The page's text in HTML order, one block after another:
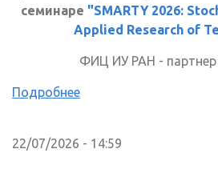
семинаре "SMARTY 2026:
Applied Research of
ФИЦ ИУ РАН - партнер
Подробнее
22/07/2026 - 14:59